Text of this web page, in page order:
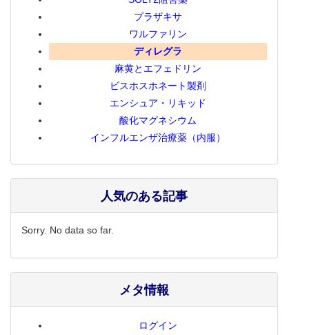
プラザキサ
ワルファリン
ディレグラ
麻黄とエフェドリン
ビスホスホネート製剤
エンシュア・リキッド
酸化マグネシウム
インフルエンザ治療薬（内服）
人気のある記事
Sorry. No data so far.
メタ情報
ログイン